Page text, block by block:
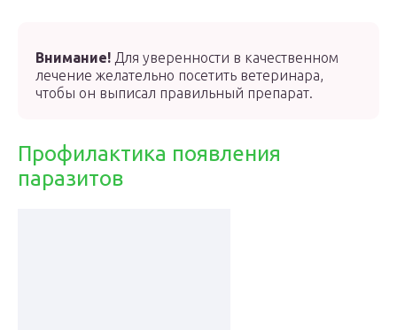
Внимание! Для уверенности в качественном
лечение желательно посетить ветеринара,
чтобы он выписал правильный препарат.
Профилактика появления
паразитов